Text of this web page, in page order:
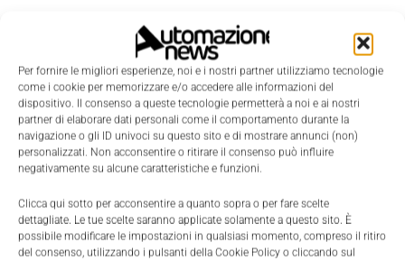
Per fornire le migliori esperienze, noi e i nostri partner utilizziamo tecnologie
come i cookie per memorizzare e/o accedere alle informazioni del
dispositivo. Il consenso a queste tecnologie permetterà a noi e ai nostri
partner di elaborare dati personali come il comportamento durante la
navigazione o gli ID univoci su questo sito e di mostrare annunci (non)
personalizzati. Non acconsentire o ritirare il consenso può influire
negativamente su alcune caratteristiche e funzioni.
Clicca qui sotto per acconsentire a quanto sopra o per fare scelte
dettagliate. Le tue scelte saranno applicate solamente a questo sito. È
possibile modificare le impostazioni in qualsiasi momento, compreso il ritiro
del consenso, utilizzando i pulsanti della Cookie Policy o cliccando sul